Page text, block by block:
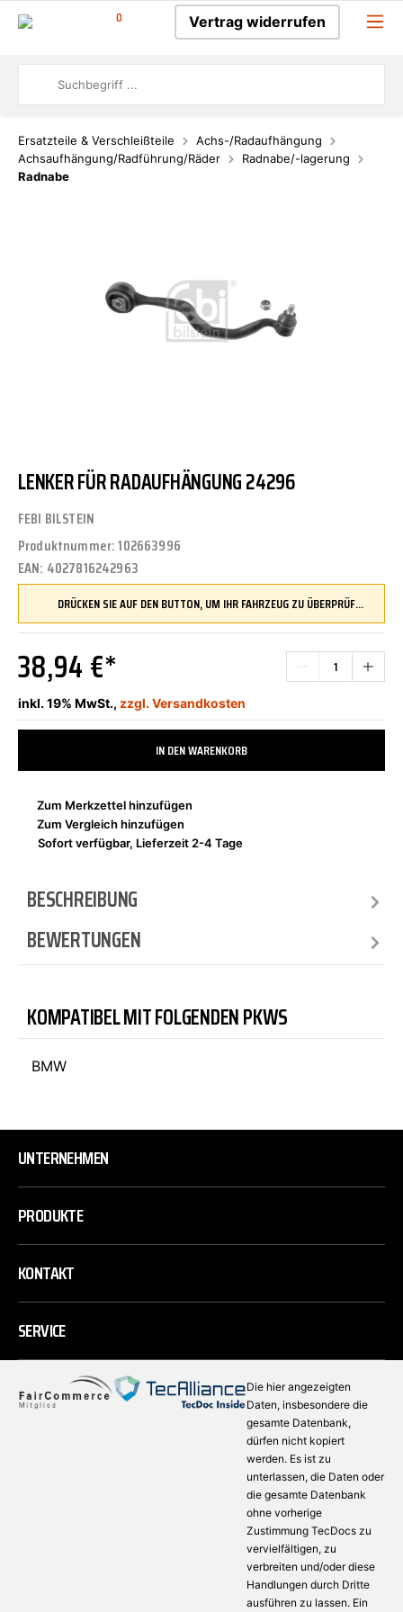
0 Vertrag widerrufen
Ersatzteile & Verschleißteile
Achs-/Radaufhängung
Achsaufhängung/Radführung/Räder
Radnabe/-lagerung
Radnabe
LENKER FÜR RADAUFHÄNGUNG 24296
FEBI BILSTEIN
Produktnummer:102663996
EAN: 4027816242963
DRÜCKEN SIE AUF DEN BUTTON, UM IHR FAHRZEUG ZU ÜBERPRÜFEN UND SICHERZUSTELLEN, DASS DIESES TEIL KOMPATIBEL IST, BEVOR SIE ES BESTELLEN
38,94 €*
inkl. 19% MwSt., zzgl. Versandkosten
IN DEN WARENKORB
Zum Merkzettel hinzufügen
Zum Vergleich hinzufügen
Sofort verfügbar, Lieferzeit 2-4 Tage
BESCHREIBUNG
BEWERTUNGEN
KOMPATIBEL MIT FOLGENDEN PKWS
BMW
UNTERNEHMEN
PRODUKTE
KONTAKT
SERVICE
Die hier angezeigten
Daten, insbesondere die
gesamte Datenbank,
dürfen nicht kopiert
werden. Es ist zu
unterlassen, die Daten oder
die gesamte Datenbank
ohne vorherige
Zustimmung TecDocs zu
vervielfältigen, zu
verbreiten und/oder diese
Handlungen durch Dritte
ausführen zu lassen. Ein